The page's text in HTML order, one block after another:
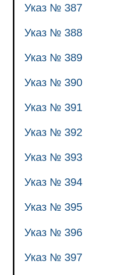
Указ № 387
Указ № 388
Указ № 389
Указ № 390
Указ № 391
Указ № 392
Указ № 393
Указ № 394
Указ № 395
Указ № 396
Указ № 397